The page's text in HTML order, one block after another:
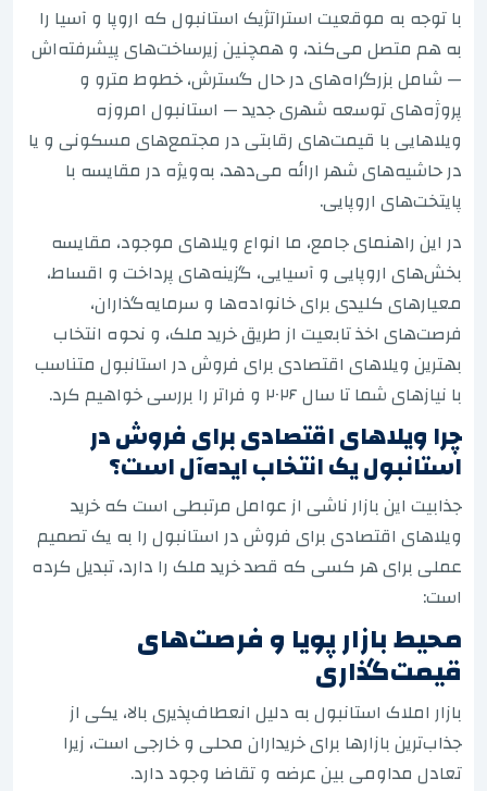
با توجه به موقعیت استراتژیک استانبول که اروپا و آسیا را
به هم متصل می‌کند، و همچنین زیرساخت‌های پیشرفته‌اش
— شامل بزرگراه‌های در حال گسترش، خطوط مترو و
پروژه‌های توسعه شهری جدید — استانبول امروزه
ویلاهایی با قیمت‌های رقابتی در مجتمع‌های مسکونی و یا
در حاشیه‌های شهر ارائه می‌دهد، به‌ویژه در مقایسه با
پایتخت‌های اروپایی.
در این راهنمای جامع، ما انواع ویلاهای موجود، مقایسه
بخش‌های اروپایی و آسیایی، گزینه‌های پرداخت و اقساط،
معیارهای کلیدی برای خانواده‌ها و سرمایه‌گذاران،
فرصت‌های اخذ تابعیت از طریق خرید ملک، و نحوه انتخاب
بهترین ویلاهای اقتصادی برای فروش در استانبول متناسب
با نیازهای شما تا سال ۲۰۲۶ و فراتر را بررسی خواهیم کرد.
چرا ویلاهای اقتصادی برای فروش در
استانبول یک انتخاب ایده‌آل است؟
جذابیت این بازار ناشی از عوامل مرتبطی است که خرید
ویلاهای اقتصادی برای فروش در استانبول را به یک تصمیم
عملی برای هر کسی که قصد خرید ملک را دارد، تبدیل کرده
است:
محیط بازار پویا و فرصت‌های
قیمت‌گذاری
بازار املاک استانبول به دلیل انعطاف‌پذیری بالا، یکی از
جذاب‌ترین بازارها برای خریداران محلی و خارجی است، زیرا
تعادل مداومی بین عرضه و تقاضا وجود دارد.